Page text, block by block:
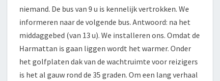
niemand. De bus van 9 u is kennelijk vertrokken. We
informeren naar de volgende bus. Antwoord: na het
middaggebed (van 13 u). We installeren ons. Omdat de
Harmattan is gaan liggen wordt het warmer. Onder
het golfplaten dak van de wachtruimte voor reizigers
is het al gauw rond de 35 graden. Om een lang verhaal